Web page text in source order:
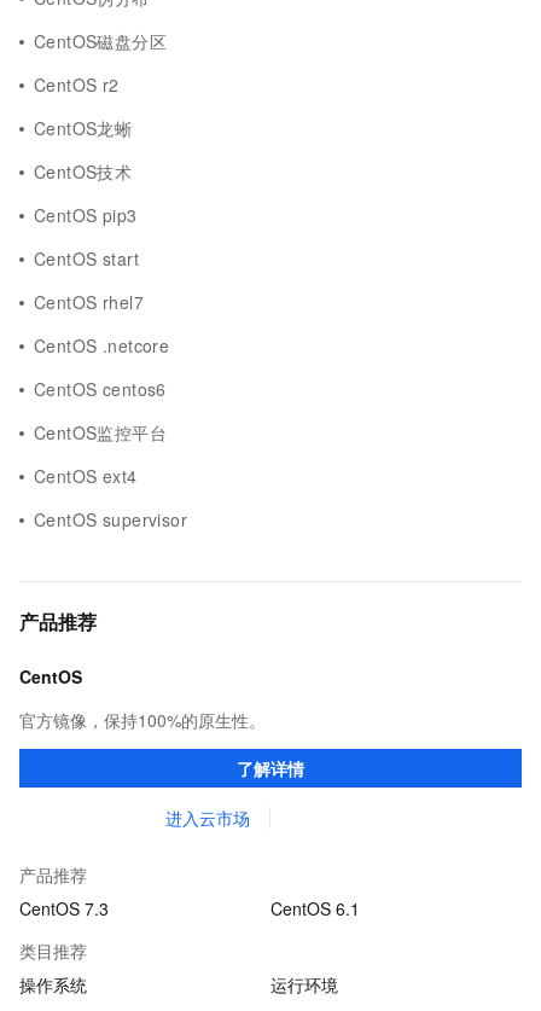
CentOS磁盘分区
CentOS r2
CentOS龙蜥
CentOS技术
CentOS pip3
CentOS start
CentOS rhel7
CentOS .netcore
CentOS centos6
CentOS监控平台
CentOS ext4
CentOS supervisor
产品推荐
CentOS
官方镜像，保持100%的原生性。
了解详情
进入云市场
产品推荐
CentOS 7.3
CentOS 6.1
类目推荐
操作系统
运行环境